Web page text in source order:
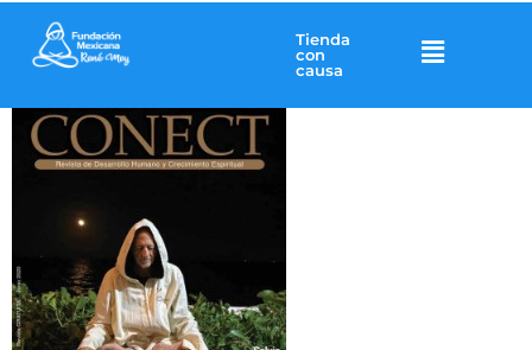
Tienda
con
causa